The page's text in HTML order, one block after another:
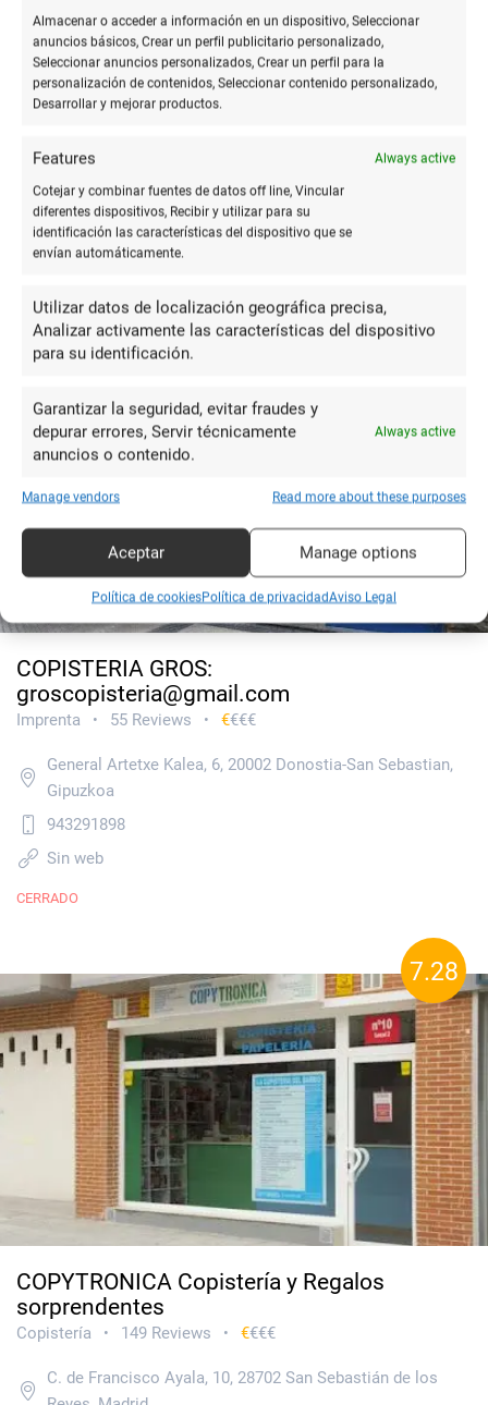
Almacenar o acceder a información en un dispositivo, Seleccionar
anuncios básicos, Crear un perfil publicitario personalizado,
Seleccionar anuncios personalizados, Crear un perfil para la
personalización de contenidos, Seleccionar contenido personalizado,
Desarrollar y mejorar productos.
Features Always active
Cotejar y combinar fuentes de datos off line, Vincular
diferentes dispositivos, Recibir y utilizar para su
identificación las características del dispositivo que se
envían automáticamente.
Utilizar datos de localización geográfica precisa,
Analizar activamente las características del dispositivo
para su identificación.
Garantizar la seguridad, evitar fraudes y
depurar errores, Servir técnicamente
anuncios o contenido.
Always active
Manage vendors Read more about these purposes
Aceptar Manage options
Política de cookiesPolítica de privacidadAviso Legal
TAMA Documentación
Imprenta • 84 Reviews •
Manuel Lekuona K., Lekuona, 4, 20018 Donostia-San
943214344
tamadocumentacion.com
COPISTERIA GROS:
groscopisteria@gmail.com
Imprenta • 55 Reviews • €€€€
General Artetxe Kalea, 6, 20002 Donostia-San Sebastian,
Gipuzkoa
943291898
Sin web
CERRADO
7.28
COPYTRONICA Copistería y Regalos
sorprendentes
Copistería • 149 Reviews • €€€€
C. de Francisco Ayala, 10, 28702 San Sebastián de los